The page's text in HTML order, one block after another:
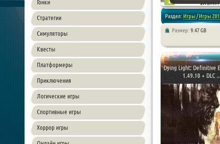
Гонки
Стратегии
Симуляторы
Квесты
Платформеры
Приключения
Логические игры
Спортивные игры
Хоррор игры
Раздел: Игры/Игры
Размер: 9.47 GB
Dying Light: Definitive
1.49.10 + DLC